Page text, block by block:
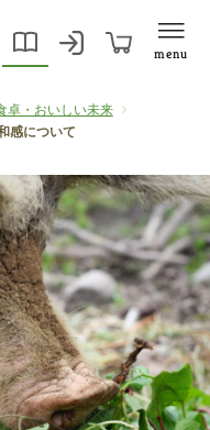
menu
卓・おいしい未来
感について